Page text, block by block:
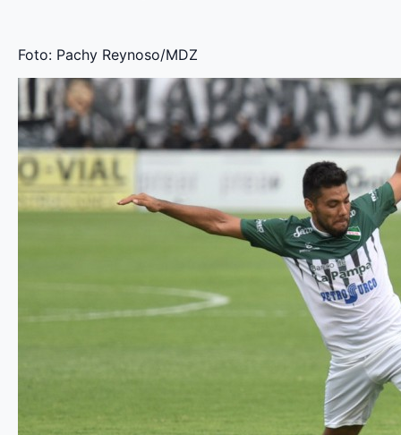
Foto: Pachy Reynoso/MDZ